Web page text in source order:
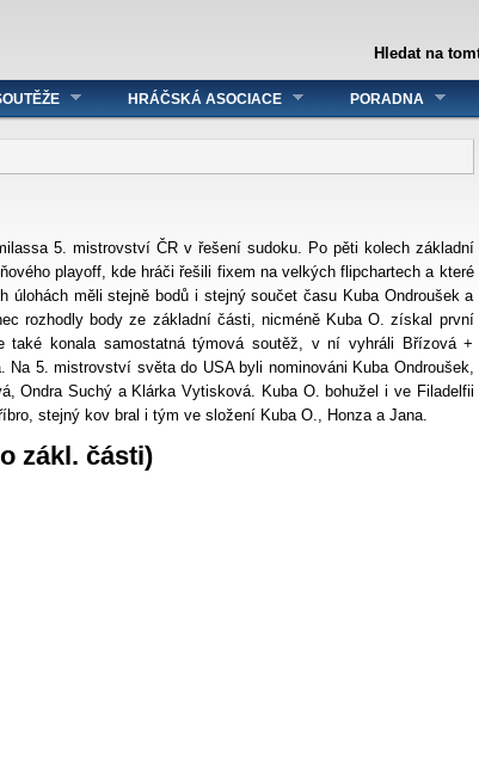
Hledat na
HRÁČSKÁ ASOCIACE PORADNA
5. mistrovství ČR v řešení sudoku. Po pěti kolech základní
playoff, kde hráči řešili fixem na velkých flipchartech a které
úlohách měli stejně bodů i stejný součet času Kuba Ondroušek a
rozhodly body ze základní části, nicméně Kuba O. získal první
konala samostatná týmová soutěž, v ní vyhráli Břízová +
Na 5. mistrovství světa do USA byli nominováni Kuba Ondroušek,
Ondra Suchý a Klárka Vytisková. Kuba O. bohužel i ve Filadelfii
stejný kov bral i tým ve složení Kuba O., Honza a Jana.
zákl. části)